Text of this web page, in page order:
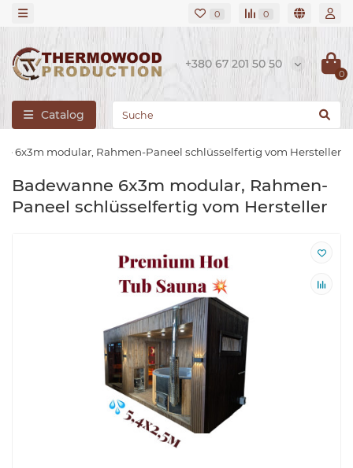
0 0
+380 67 201 50 50
0
Catalog
6x3m modular, Rahmen-Paneel schlüsselfertig vom Hersteller
Badewanne 6x3m modular, Rahmen-
Paneel schlüsselfertig vom Hersteller